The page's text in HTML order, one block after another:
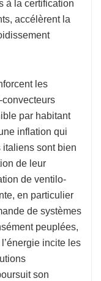
à la certification
accélèrent la
les
par habitant
inflation qui
italiens sont bien
de leur
de ventilo-
en particulier
de systèmes
peuplées,
incite les
son